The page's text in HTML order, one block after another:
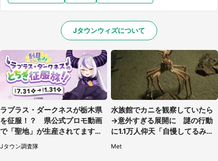
Jタウンウィズについて
ラプラス・ダークネスが栃木県
を征服！？ 県公式プロモ動画
で「聖地」が生産されてます【7
／31～1／31】
Jタウン調査隊
水族館でカニを観察していたら
→意外すぎる展開に 謎の行動
に1.1万人仰天「自慢してるみた
い」
Met